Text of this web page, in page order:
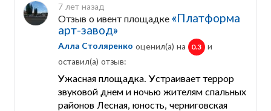
7 лет назад
Отзыв о ивент площадке «Платформа
арт-завод»
Алла Столяренко оценил(а) на 0.3 и
оставил(a) отзыв:
Ужасная площадка. Устраивает террор
звуковой днем и ночью жителям спальных
районов Лесная, юность, черниговская